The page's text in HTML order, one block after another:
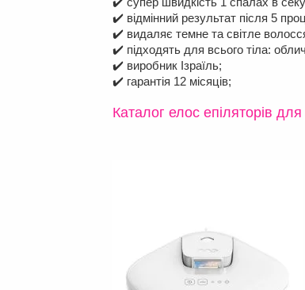
✔️ відмінний результат після 5
✔️ видаляє темне та світле
✔️ підходять для всього тіла:
✔️ виробник Ізраїль;
✔️ гарантія 12 місяців;
Каталог елос епіляторів